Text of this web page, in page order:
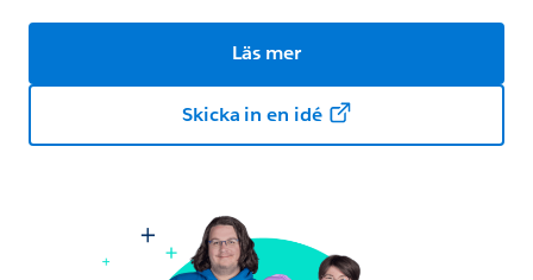
Läs mer
Skicka in en idé